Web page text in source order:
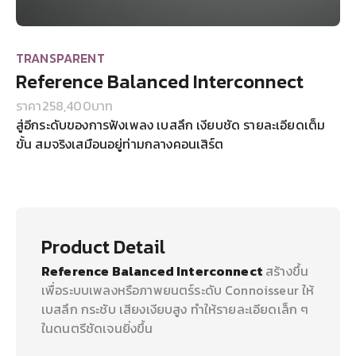
TRANSPARENT
Reference Balanced Interconnect
ราคา258,400บาท
สู่อีกระดับของการฟังเพลง เบสลึก เงียบชัด รายละเอียดเต็ม
ขั้น สมจริงเสมือนอยู่ท่ามกลางคอนเสิร์ต
Product Detail
Reference Balanced Interconnect สร้างขึ้น
เพื่อระบบเพลงหรือภาพยนตร์ระดับ Connoisseur ให้
เบสลึก กระชับ เสียงเงียบสูง ทำให้รายละเอียดเล็ก ๆ
ในดนตรีชัดเจนยิ่งขึ้น